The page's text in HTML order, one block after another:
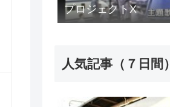
プロジェクトX
人気記事（７日間）